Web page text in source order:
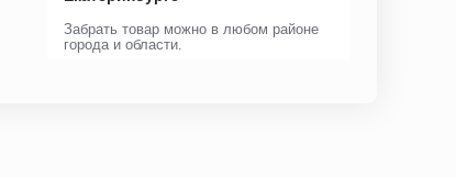
Забрать товар можно в любом районе
города и области.